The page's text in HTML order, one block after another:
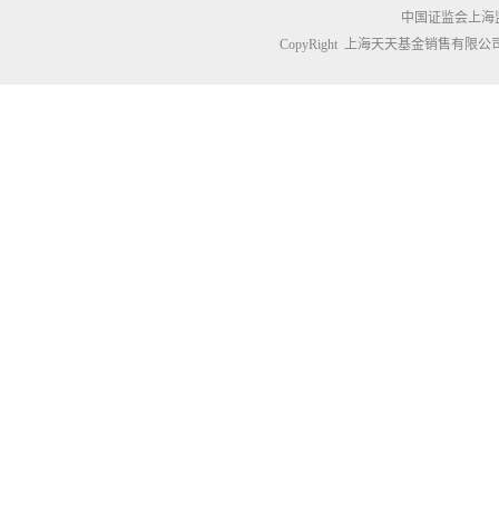
中国证监会上
CopyRight 上海天天基金销售有限